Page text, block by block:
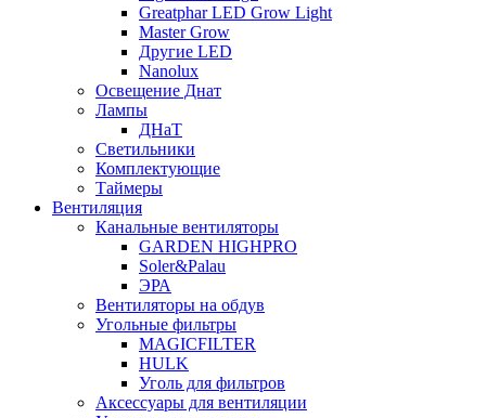
Greatphar LED Grow Light
Master Grow
Другие LED
Nanolux
Освещение Днат
Лампы
ДНаТ
Светильники
Комплектующие
Таймеры
Вентиляция
Канальные вентиляторы
GARDEN HIGHPRO
Soler&Palau
ЭРА
Вентиляторы на обдув
Угольные фильтры
MAGICFILTER
HULK
Уголь для фильтров
Аксессуары для вентиляции